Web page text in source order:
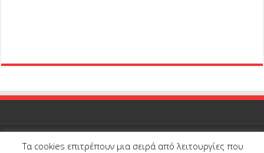
Τα cookies επιτρέπουν μια σειρά από λειτουργίες που